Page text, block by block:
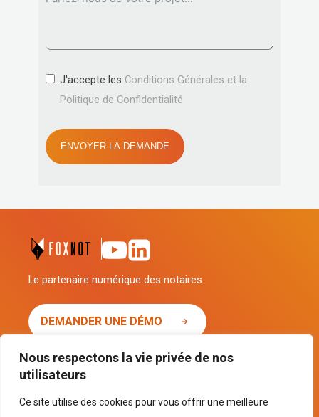
Nous respectons la vie privée de nos
utilisateurs
Ce site utilise des cookies pour vous offrir une meilleure
J'accepte les Conditions Générales et la
Politique de Confidentialité
ENVOYER LA DEMANDE
Le partenaire numérique des notaires
DEMANDER UNE DÉMO
QUI SOMMES-NOUS ?